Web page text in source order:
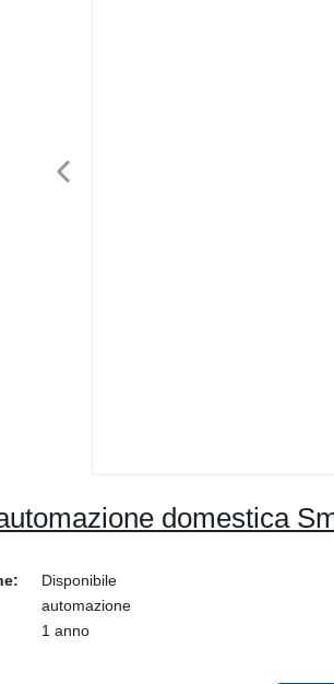
domestica
Disponibile
automazione
1 anno